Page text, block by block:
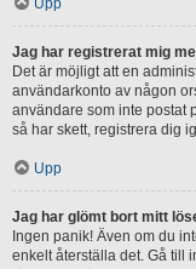
Upp
Jag har registrerat mig
Det är möjligt att en
användarkonto av någon
användare som inte postat
så har skett, registrera dig
Upp
Jag har glömt bort mitt
Ingen panik! Även om du
enkelt återställa det. Gå till